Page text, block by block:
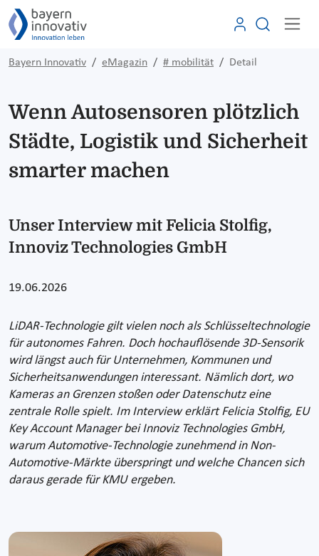
Bayern Innovativ eMagazin # mobilität Detail
Wenn Autosensoren plötzlich
Städte, Logistik und Sicherheit
smarter machen
Unser Interview mit Felicia Stolfig,
Innoviz Technologies GmbH
19.06.2026
LiDAR-Technologie gilt vielen noch als Schlüsseltechnologie
für autonomes Fahren. Doch hochauflösende 3D-Sensorik
wird längst auch für Unternehmen, Kommunen und
Sicherheitsanwendungen interessant. Nämlich dort, wo
Kameras an Grenzen stoßen oder Datenschutz eine
zentrale Rolle spielt. Im Interview erklärt Felicia Stolfig, EU
Key Account Manager bei Innoviz Technologies GmbH,
warum Automotive-Technologie zunehmend in Non-
Automotive-Märkte überspringt und welche Chancen sich
daraus gerade für KMU ergeben.